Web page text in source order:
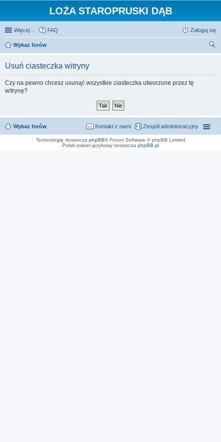
LOŻA STAROPRUSKI DĄB
Więcej… FAQ Zaloguj się
Wykaz forów
Usuń ciasteczka witryny
Czy na pewno chcesz usunąć wszystkie ciasteczka utworzone przez tę
witrynę?
Wykaz forów Zespół administracyjny
Kontakt z nami
Technologię dostarcza phpBB® Forum Software © phpBB Limited
Polski pakiet językowy dostarcza phpBB.pl